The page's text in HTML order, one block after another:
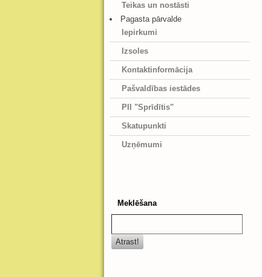
Teikas un nostāsti
Pagasta pārvalde
Iepirkumi
Izsoles
Kontaktinformācija
Pašvaldības iestādes
PII "Sprīdītis"
Skatupunkti
Uzņēmumi
Meklēšana